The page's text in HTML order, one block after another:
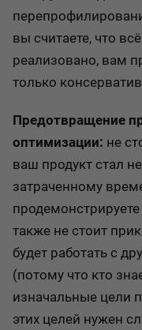
вы считаете, что
реализовано, вам
только
Предотвращение
оптимизации: не
ваш продукт стал
затраченному
также не стоит
будет работать с
(потому что кто
изначальные цели
этих целей нужен